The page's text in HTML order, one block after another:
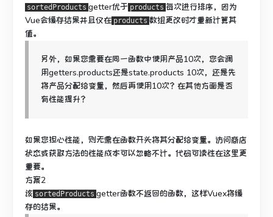
sortedProducts getter优于 products 每次进行排序， 因为
Vue会缓存结果并且仅在 products 数组更改时才重新计算其
值。
另外，如果您需要在同一函数中使用产品10次，您会调
用getters.products还是state.products 10次，还是先
将产品分配给变量，然后再使用10次？ 在其他方面是否
有性能提升？
如果您担心性能，则无需在函数开头将其分配给变量。 访问商店
状态或获取方法的性能成本可以忽略不计。 代码可读性在这里更
重要。
方案2
该 sortedProducts getter函数不返回的函数，这样Vuex将缓
存的结果。